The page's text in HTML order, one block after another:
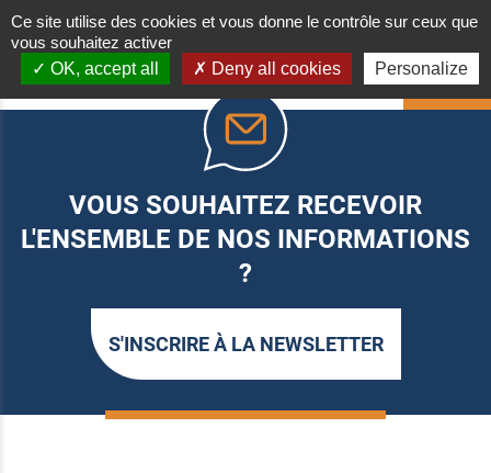
HAUT
VOUS SOUHAITEZ RECEVOIR
L'ENSEMBLE DE NOS INFORMATIONS
?
S'INSCRIRE À LA NEWSLETTER
Ce site utilise des cookies et vous donne le contrôle sur ceux que
vous souhaitez activer
OK, accept all
Deny all cookies Personalize